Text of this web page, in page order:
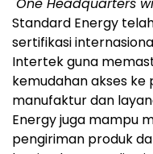
Standard Energy
sertifikasi
Intertek guna
kemudahan akses ke
manufaktur dan
Energy juga mampu
pengiriman produk